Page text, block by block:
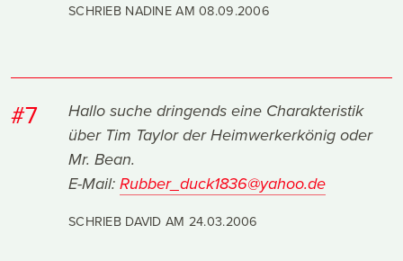
SCHRIEB NADINE AM08.09.2006
#7
Hallo suche dringends eine Charakteristik
über Tim Taylor der Heimwerkerkönig oder
Mr. Bean.
E-Mail: Rubber_duck1836@yahoo.de
SCHRIEB DAVID AM 24.03.2006